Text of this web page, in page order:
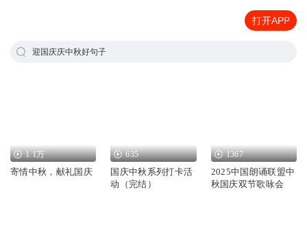
打开APP
迎国庆庆中秋好句子
1.1万
寄情中秋，献礼国庆
635
国庆中秋系列打卡活
动（完结）
1367
2025中国朗诵联盟中
秋国庆双节歌咏会